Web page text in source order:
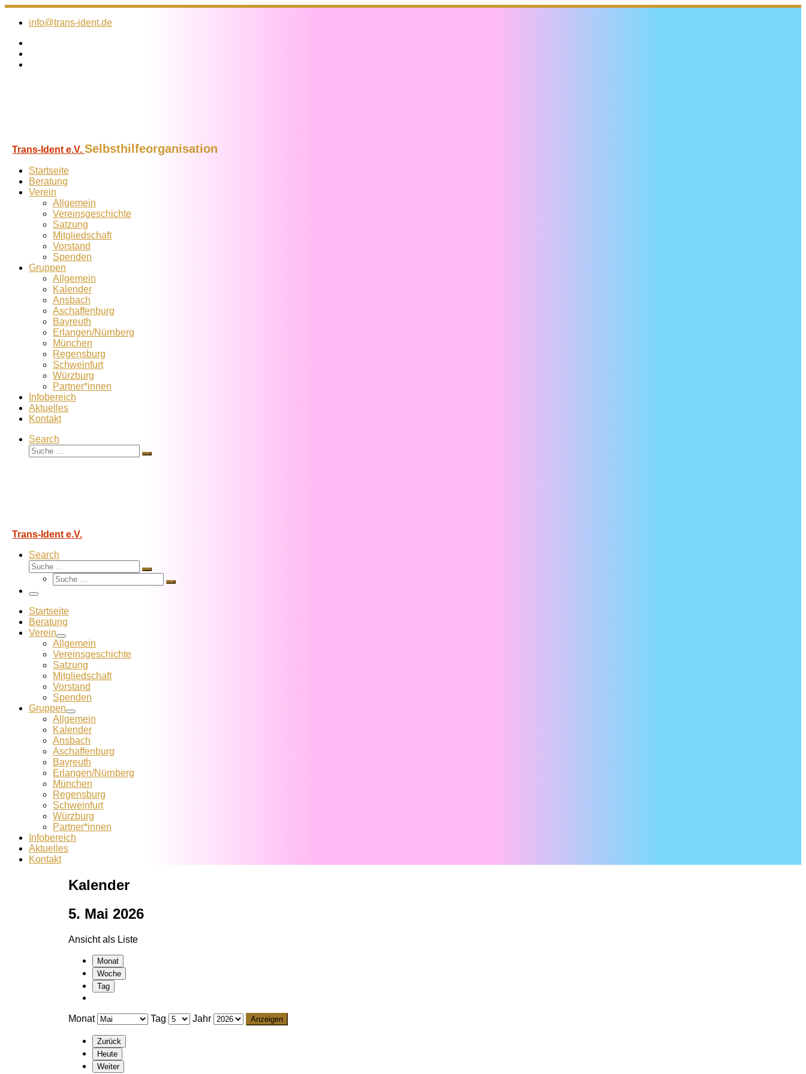
Zum
Inhalt
info@trans-ident.de
Trans-Ident e.V. Selbsthilfeorganisation
Startseite
Beratung
Verein
Allgemein
Vereins­geschichte
Satzung
Mitglied­schaft
Vorstand
Spenden
Gruppen
Allgemein
Kalender
Ansbach
Aschaffenburg
Bayreuth
Erlangen/Nürnberg
München
Regensburg
Schweinfurt
Würzburg
Partner*innen
Infobereich
Aktuelles
Kontakt
Search
Suche
Suche
Trans-Ident e.V.
Search
Suche
Suche
Suche
Suche
Menü
Startseite
Beratung
Verein
Allgemein
Vereins­geschichte
Satzung
Mitglied­schaft
Vorstand
Spenden
Gruppen
Allgemein
Kalender
Ansbach
Aschaffenburg
Bayreuth
Erlangen/Nürnberg
München
Regensburg
Schweinfurt
Würzburg
Partner*innen
Infobereich
Aktuelles
Kontakt
Kalender
5. Mai 2026
Ansicht als Liste
Monat
Woche
Tag
Monat Tag Jahr
Zurück
Heute
Weiter